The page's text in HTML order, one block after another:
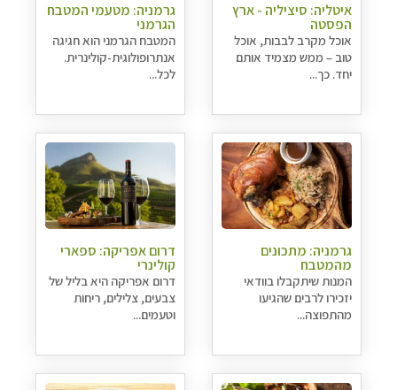
איטליה: סיציליה - ארץ
הפסטה
אוכל מקרב לבבות, אוכל
טוב – ממש מצמיד אותם
יחד. כך...
גרמניה: מטעמי המטבח
הגרמני
המטבח הגרמני הוא חגיגה
אנתרופולוגית-קולינרית.
לכל...
גרמניה: מתכונים
מהמטבח
המנות שיתקבלו בוודאי
יזכירו לרבים שהגיעו
מהתפוצה...
דרום אפריקה: ספארי
קולינרי
דרום אפריקה היא בליל של
צבעים, צלילים, ריחות
וטעמים...